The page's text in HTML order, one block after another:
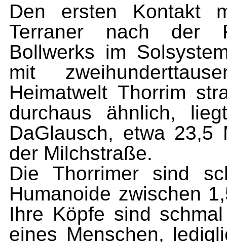
Den ersten Kontakt
Terraner nach der
Bollwerks im
mit
Heimatwelt Thorrim
durchaus ähnlich,
DaGlausch, etwa 23,5
der Milchstraße.
Die Thorrimer sind
Humanoide zwischen
Ihre Köpfe sind
eines Menschen,